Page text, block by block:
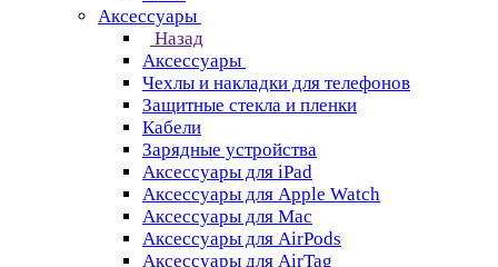
Аксессуары
Назад
Аксессуары
Чехлы и накладки для телефонов
Защитные стекла и пленки
Кабели
Зарядные устройства
Аксессуары для iPad
Аксессуары для Apple Watch
Аксессуары для Mac
Аксессуары для AirPods
Аксессуары для AirTag